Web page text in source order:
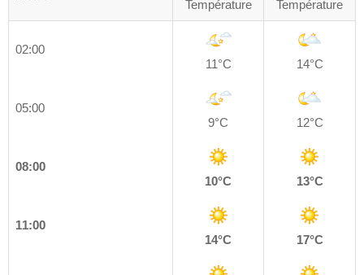
Température
Température
02:00
11°C
14°C
05:00
9°C
12°C
08:00
10°C
13°C
11:00
14°C
17°C